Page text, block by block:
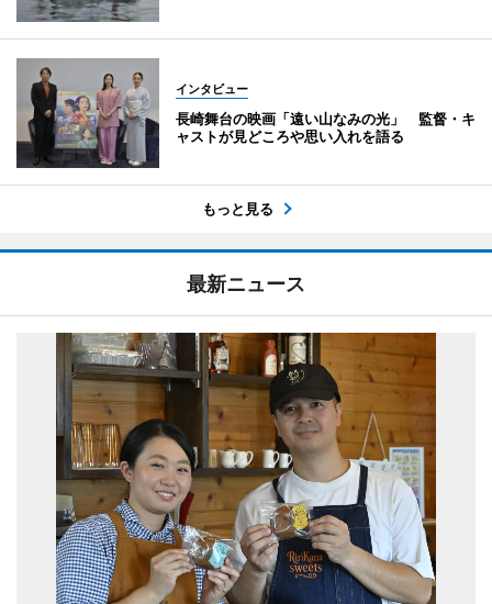
インタビュー
長崎舞台の映画「遠い山なみの光」 監督・キ
ャストが見どころや思い入れを語る
もっと見る
最新ニュース